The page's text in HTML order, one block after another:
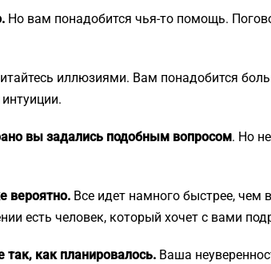
Но вам понадобится чья-то помощь.
иллюзиями. Вам понадобится
вы задались подобным вопросом. Но
вероятно. Все идет намного быстрее, чем
есть человек, который хочет с вами
так, как планировалось. Ваша